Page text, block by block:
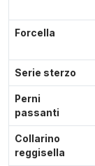
Forcella
Serie sterzo
Perni
passanti
Collarino
reggisella